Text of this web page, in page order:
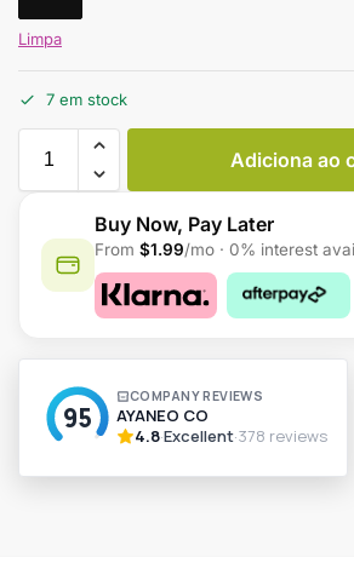
Limpa
7 em stock
Adiciona ao
Buy Now, Pay Later
From $1.99/mo · 0% interest